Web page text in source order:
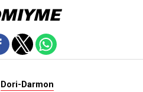
Dori-Darmon